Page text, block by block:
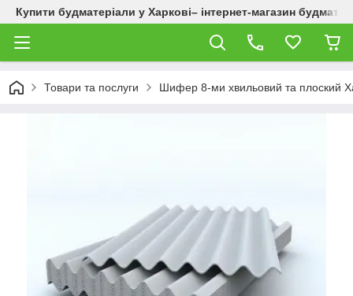
Купити будматеріали у Харкові– інтернет-магазин
Товари та послуги Шифер 8-ми хвильовий та плоский